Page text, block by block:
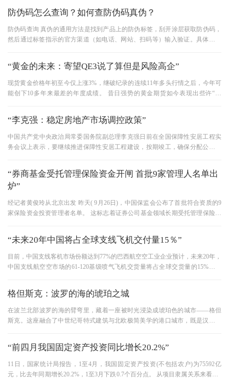
防伪码怎么查询？如何查防伪码真伪？
防伪码查询 真伪的通用方法是‌找到产品上的防伪标签，刮开涂层获取防伪码，
然后通过标签指示的官方渠道（如电话、网站、扫码等）输入验证‌。具体流程
“黄金的未来：寄望QE3说了算但是风险高企”
现货黄金价格年初至今仅上涨3%，继破纪录的连续11年多头行情之后，今年可
能创下10多年来最差的年度成绩。 昔日强势的黄金期货如今表现出些许“纠
“李克强：稳定房地产市场调控政策”
中国共产党中央政治局常委国务院副总理李克强日前在全国保障性安居工程实
务会议上表示，要继续推进保障性安居工程建设，按期竣工，确保分配公开客
“券商基金受托管理保险资金开闸 首批9家管理人名单出
炉”
经记者黄俊玲从北京出发 昨天( 9月26日)，中国保监会公布了首批符合资质的9
家保险资金投资管理者名单。 这标志着证券公司基金领域长期受托管理保险资
“未来20年中国将占全球支线飞机交付量15％”
目前，中国支线客机市场份额达到77%的巴西航空空工业企业预计，未来20年，
中国支线航空空市场的61-120基级喷气飞机交货量将占全球交货量的15%，约
格但斯克：波罗的海的琥珀之城
在波兰北部波罗的海的臂弯里，藏着一座被时光浸染成琥珀色的城市——格但
斯克。这座融合了中世纪哥特式建筑与北欧极简美学的港口城市，既是汉萨同
“前四月我国固定资产投资同比增长20.2%”
11日，国家统计局报告，1至4月，我国固定资产投资(不包括农户)为75592亿
元，比去年同期增长20.2%，1至3月下跌0.7个百分点。 从项目隶属关系来看，1